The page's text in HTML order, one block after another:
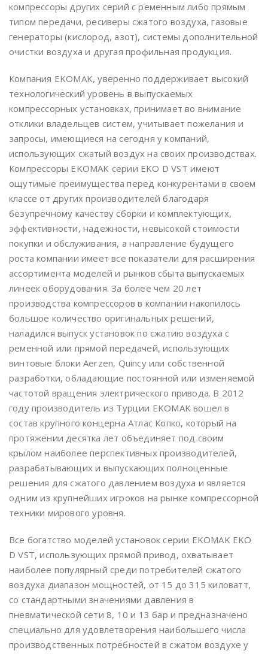
компрессоры других серий с ременным либо прямым
типом передачи, ресиверы сжатого воздуха, газовые
генераторы (кислород, азот), системы дополнительной
очистки воздуха и другая профильная продукция.
Компания EKOMAK, уверенно поддерживает высокий
технологический уровень в выпускаемых
компрессорных установках, принимает во внимание
отклики владельцев систем, учитывает пожелания и
запросы, имеющиеся на сегодня у компаний,
использующих сжатый воздух на своих производствах.
Компрессоры EKOMAK серии EKO D VST имеют
ощутимые преимущества перед конкурентами в своем
классе от других производителей благодаря
безупречному качеству сборки и комплектующих,
эффективности, надежности, невысокой стоимости
покупки и обслуживания, а направление будущего
роста компании имеет все показатели для расширения
ассортимента моделей и рынков сбыта выпускаемых
линеек оборудования. За более чем 20 лет
производства компрессоров в компании накопилось
большое количество оригинальных решений,
наладился выпуск установок по сжатию воздуха с
ременной или прямой передачей, использующих
винтовые блоки Aerzen, Quincy или собственной
разработки, обладающие постоянной или изменяемой
частотой вращения электрического привода. В 2012
году производитель из Турции EKOMAK вошел в
состав крупного концерна Атлас Копко, который на
протяжении десятка лет объединяет под своим
крылом наиболее перспективных производителей,
разрабатывающих и выпускающих полноценные
решения для сжатого давлением воздуха и является
одним из крупнейших игроков на рынке компрессорной
техники мирового уровня.
Все богатство моделей установок серии EKOMAK EKO
D VST, использующих прямой привод, охватывает
наиболее популярный среди потребителей сжатого
воздуха диапазон мощностей, от 15 до 315 киловатт,
со стандартными значениями давления в
пневматической сети 8, 10 и 13 бар и предназначено
специально для удовлетворения наибольшего числа
производственных потребностей в сжатом воздухе у